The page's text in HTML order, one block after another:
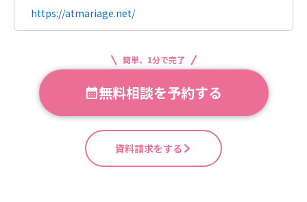
https://atmariage.net/
簡単、1分で完了
無料相談を予約する
資料請求をする